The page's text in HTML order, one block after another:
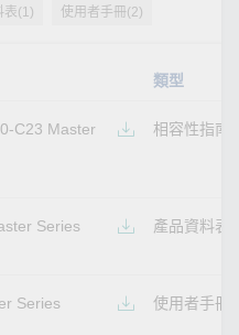
表(1) 使用者手冊(2)
類型
C23 Master
相容性指南
Series 產品資料表
Series
使用者手冊